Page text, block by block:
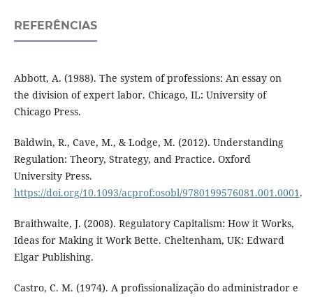
REFERÊNCIAS
Abbott, A. (1988). The system of professions: An essay on
the division of expert labor. Chicago, IL: University of
Chicago Press.
Baldwin, R., Cave, M., & Lodge, M. (2012). Understanding
Regulation: Theory, Strategy, and Practice. Oxford
University Press.
https://doi.org/10.1093/acprof:osobl/9780199576081.001.0001.
Braithwaite, J. (2008). Regulatory Capitalism: How it Works,
Ideas for Making it Work Bette. Cheltenham, UK: Edward
Elgar Publishing.
Castro, C. M. (1974). A profissionalização do administrador e